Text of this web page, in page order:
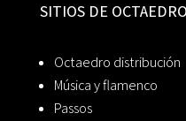
SITIOS DE OCTAEDRO
Octaedro distribución
Música y flamenco
Passos